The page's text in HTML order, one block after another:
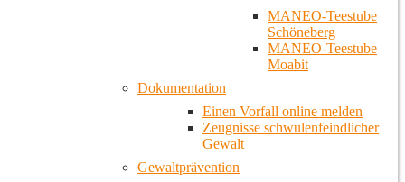
MANEO-Teestube
Schöneberg
MANEO-Teestube
Moabit
Dokumentation
Einen Vorfall online melden
Zeugnisse schwulenfeindlicher
Gewalt
Gewaltprävention